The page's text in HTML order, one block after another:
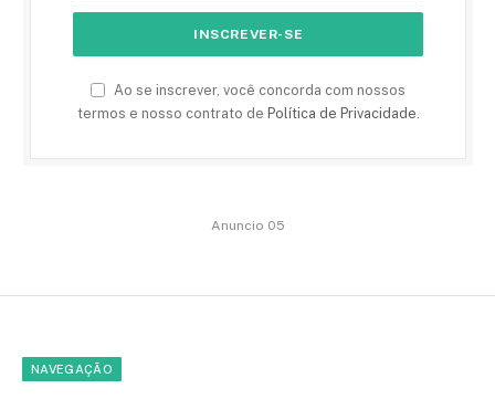
Ao se inscrever, você concorda com nossos
termos e nosso contrato de Política de Privacidade.
Anuncio 05
NAVEGAÇÃO